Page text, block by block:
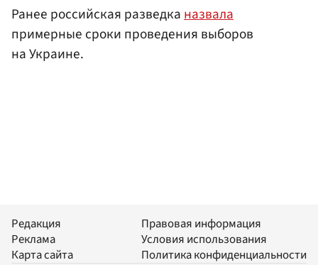
Ранее российская разведканазвала
примерные сроки проведения выборов
на Украине.
Редакция
Реклама
Карта сайта
Правовая информация
Условия использования
Политика конфиденциальности